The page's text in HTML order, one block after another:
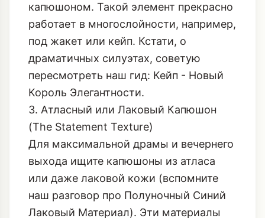
капюшоном. Такой элемент прекрасно
работает в многослойности, например,
под жакет или кейп. Кстати, о
драматичных силуэтах, советую
пересмотреть наш гид: Кейп - Новый
Король Элегантности.
3. Атласный или Лаковый Капюшон
(The Statement Texture)
Для максимальной драмы и вечернего
выхода ищите капюшоны из атласа
или даже лаковой кожи (вспомните
наш разговор про Полуночный Синий
Лаковый Материал). Эти материалы